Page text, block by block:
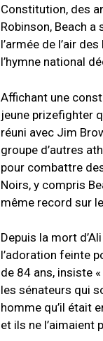
Constitution, des
Robinson, Beach
l’armée de l’air
l’hymne national
Affichant une
jeune prizefighter
réuni avec Jim
groupe d’autres
pour combattre
Noirs, y compris
même record sur
Depuis la mort
l’adoration feinte
de 84 ans, insiste
les sénateurs qui
homme qu’il était
et ils ne l’aimaient